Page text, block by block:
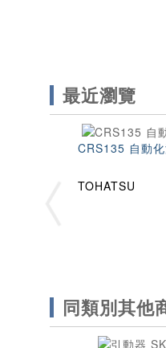
最近瀏覽
CRS135 自動
TOHATSU
同類別其他